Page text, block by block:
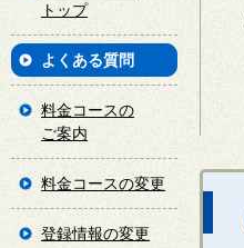
トップ
よくある質問
料金コースの
ご案内
料金コースの変更
登録情報の変更